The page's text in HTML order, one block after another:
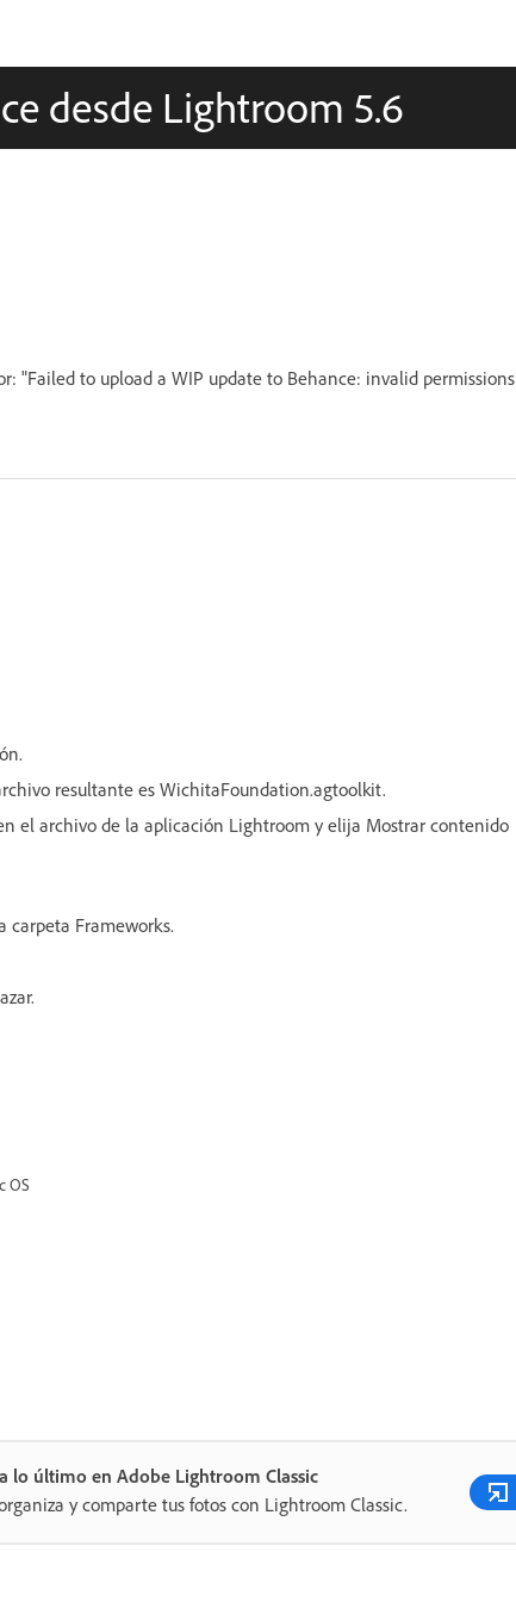
desde Lightroom 5.6
"Failed to upload a WIP update to Behance: invalid permissions
resultante es WichitaFoundation.agtoolkit.
el archivo de la aplicación Lightroom y elija Mostrar contenido
Frameworks.
OS
lo último en Adobe Lightroom Classic
y comparte tus fotos con Lightroom Classic.